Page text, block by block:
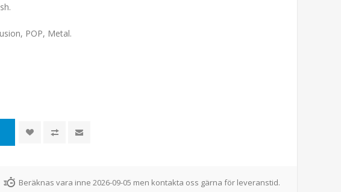
POP, Metal.
Beräknas vara inne 2026-09-05 men kontakta oss gärna för leveranstid.